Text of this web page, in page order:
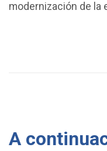
modernización de la
A